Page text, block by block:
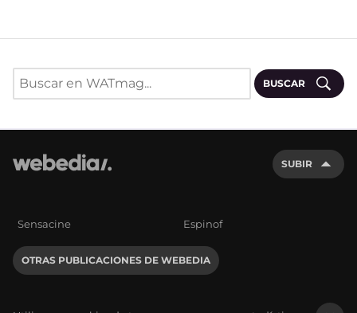
BUSCAR
SUBIR
Sensacine Espinof
OTRAS PUBLICACIONES DE WEBEDIA